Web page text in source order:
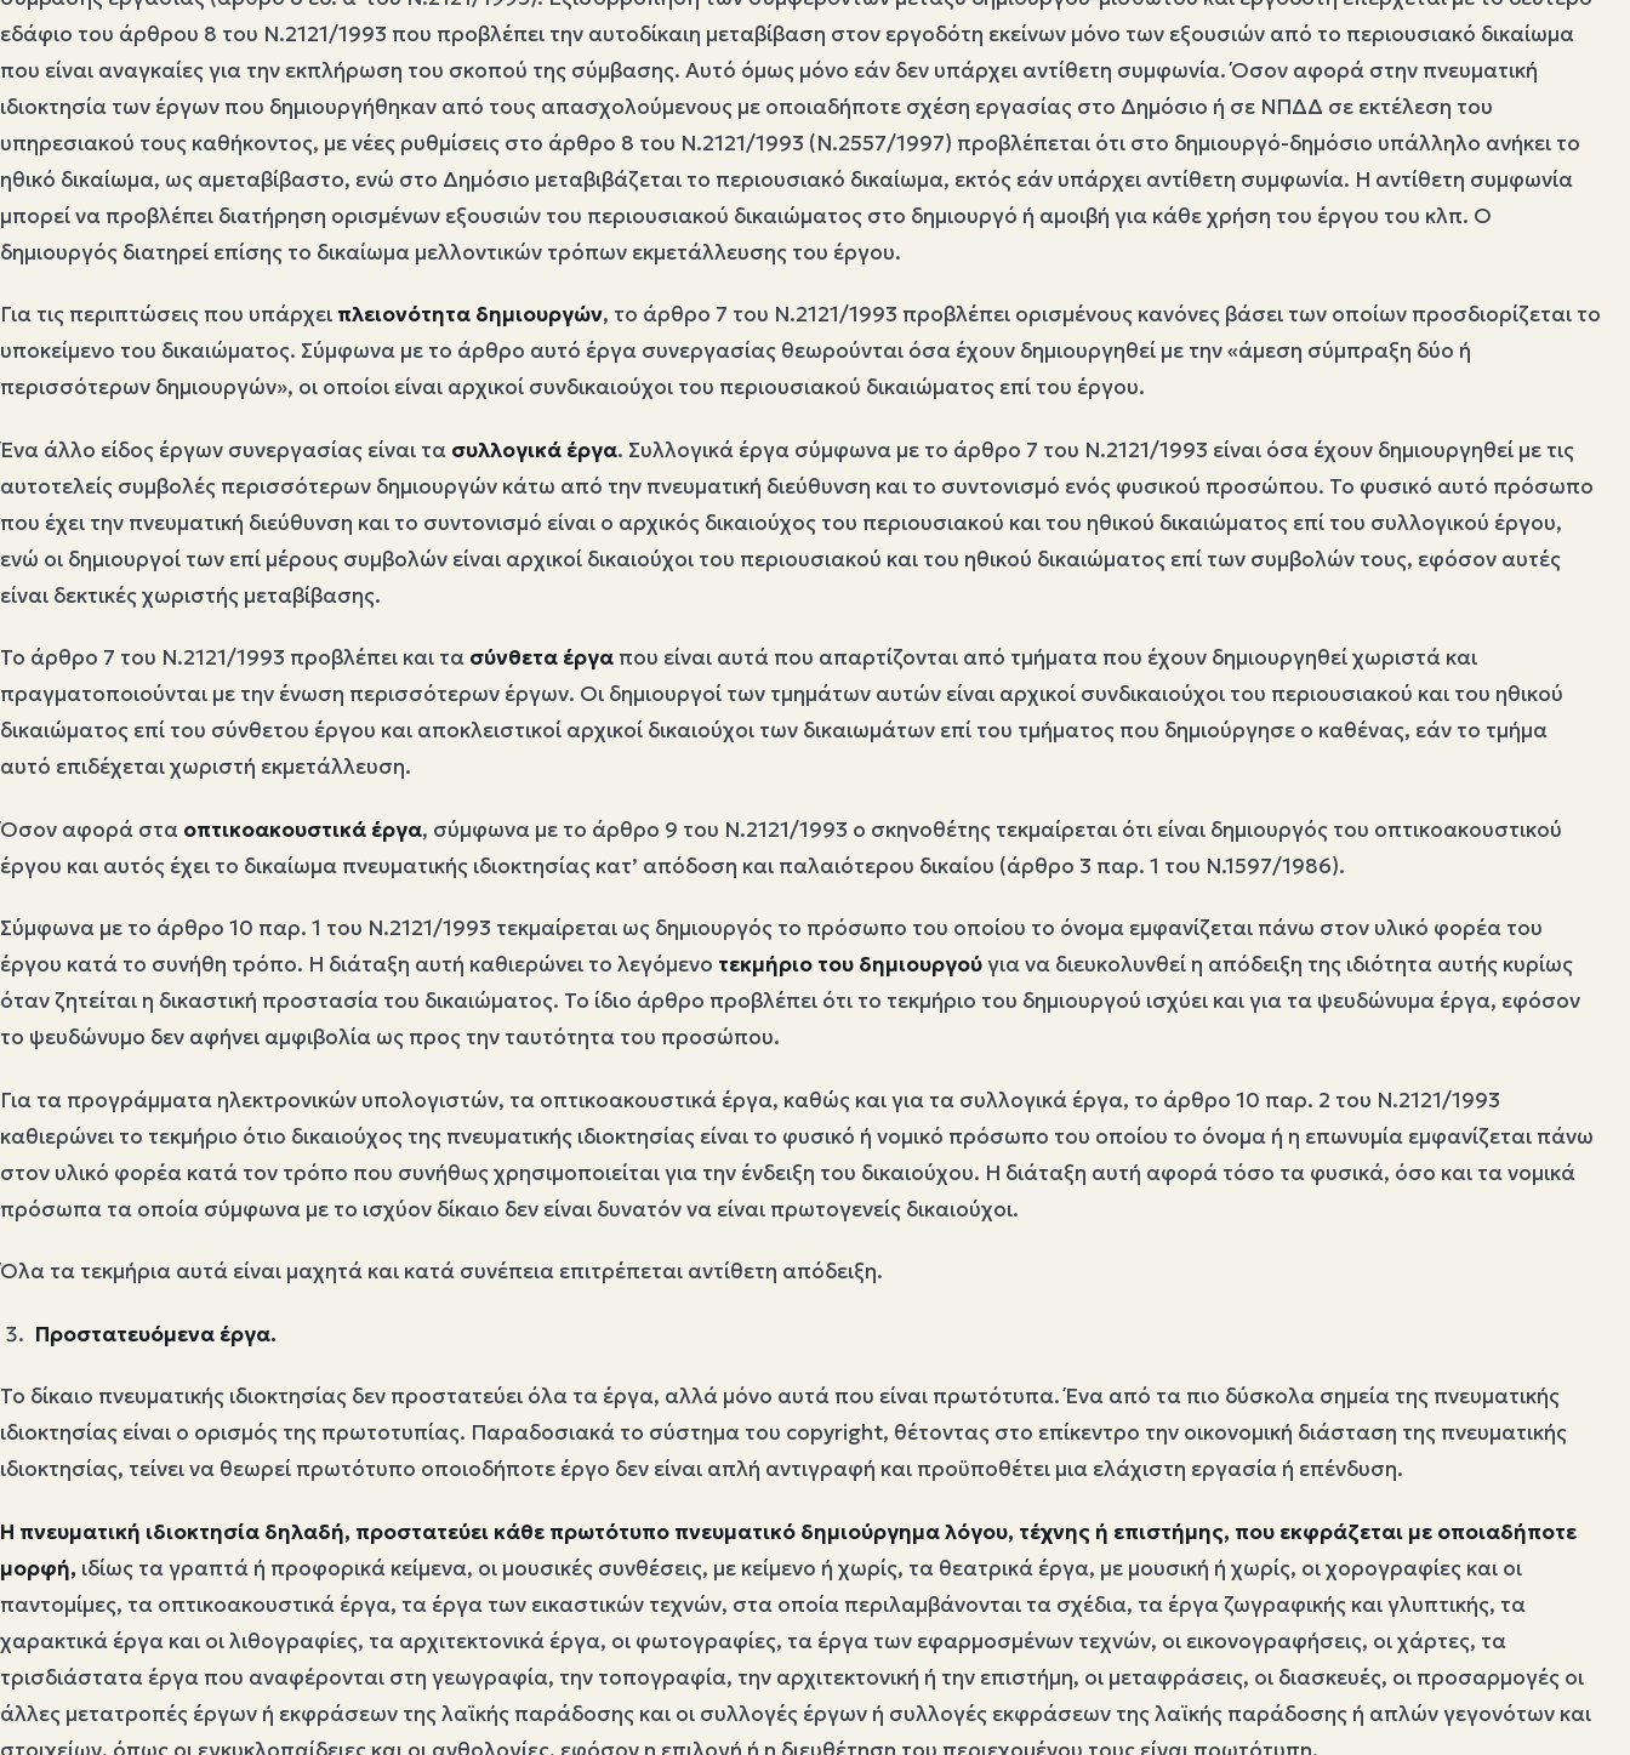
εδάφιο του άρθρου 8 του Ν.2121/1993 που προβλέπει την αυτοδίκαιη μεταβίβαση στον εργοδότη εκείνων μόνο των εξουσιών από το περιουσιακό δικαίωμα
που είναι αναγκαίες για την εκπλήρωση του σκοπού της σύμβασης. Αυτό όμως μόνο εάν δεν υπάρχει αντίθετη συμφωνία. Όσον αφορά στην πνευματική
ιδιοκτησία των έργων που δημιουργήθηκαν από τους απασχολούμενους με οποιαδήποτε σχέση εργασίας στο Δημόσιο ή σε ΝΠΔΔ σε εκτέλεση του
υπηρεσιακού τους καθήκοντος, με νέες ρυθμίσεις στο άρθρο 8 του Ν.2121/1993 (Ν.2557/1997) προβλέπεται ότι στο δημιουργό-δημόσιο υπάλληλο ανήκει το
ηθικό δικαίωμα, ως αμεταβίβαστο, ενώ στο Δημόσιο μεταβιβάζεται το περιουσιακό δικαίωμα, εκτός εάν υπάρχει αντίθετη συμφωνία. Η αντίθετη συμφωνία
μπορεί να προβλέπει διατήρηση ορισμένων εξουσιών του περιουσιακού δικαιώματος στο δημιουργό ή αμοιβή για κάθε χρήση του έργου του κλπ. Ο
δημιουργός διατηρεί επίσης το δικαίωμα μελλοντικών τρόπων εκμετάλλευσης του έργου.
Για τις περιπτώσεις που υπάρχει πλειονότητα δημιουργών, το άρθρο 7 του Ν.2121/1993 προβλέπει ορισμένους κανόνες βάσει των οποίων προσδιορίζεται το
υποκείμενο του δικαιώματος. Σύμφωνα με το άρθρο αυτό έργα συνεργασίας θεωρούνται όσα έχουν δημιουργηθεί με την «άμεση σύμπραξη δύο ή
περισσότερων δημιουργών», οι οποίοι είναι αρχικοί συνδικαιούχοι του περιουσιακού δικαιώματος επί του έργου.
Ένα άλλο είδος έργων συνεργασίας είναι τα συλλογικά έργα. Συλλογικά έργα σύμφωνα με το άρθρο 7 του Ν.2121/1993 είναι όσα έχουν δημιουργηθεί με τις
αυτοτελείς συμβολές περισσότερων δημιουργών κάτω από την πνευματική διεύθυνση και το συντονισμό ενός φυσικού προσώπου. Το φυσικό αυτό πρόσωπο
που έχει την πνευματική διεύθυνση και το συντονισμό είναι ο αρχικός δικαιούχος του περιουσιακού και του ηθικού δικαιώματος επί του συλλογικού έργου,
ενώ οι δημιουργοί των επί μέρους συμβολών είναι αρχικοί δικαιούχοι του περιουσιακού και του ηθικού δικαιώματος επί των συμβολών τους, εφόσον αυτές
είναι δεκτικές χωριστής μεταβίβασης.
Το άρθρο 7 του Ν.2121/1993 προβλέπει και τα σύνθετα έργα που είναι αυτά που απαρτίζονται από τμήματα που έχουν δημιουργηθεί χωριστά και
πραγματοποιούνται με την ένωση περισσότερων έργων. Οι δημιουργοί των τμημάτων αυτών είναι αρχικοί συνδικαιούχοι του περιουσιακού και του ηθικού
δικαιώματος επί του σύνθετου έργου και αποκλειστικοί αρχικοί δικαιούχοι των δικαιωμάτων επί του τμήματος που δημιούργησε ο καθένας, εάν το τμήμα
αυτό επιδέχεται χωριστή εκμετάλλευση.
Όσον αφορά στα οπτικοακουστικά έργα, σύμφωνα με το άρθρο 9 του Ν.2121/1993 ο σκηνοθέτης τεκμαίρεται ότι είναι δημιουργός του οπτικοακουστικού
έργου και αυτός έχει το δικαίωμα πνευματικής ιδιοκτησίας κατ’ απόδοση και παλαιότερου δικαίου (άρθρο 3 παρ. 1 του Ν.1597/1986).
Σύμφωνα με το άρθρο 10 παρ. 1 του Ν.2121/1993 τεκμαίρεται ως δημιουργός το πρόσωπο του οποίου το όνομα εμφανίζεται πάνω στον υλικό φορέα του
έργου κατά το συνήθη τρόπο. Η διάταξη αυτή καθιερώνει το λεγόμενο τεκμήριο του δημιουργούγια να διευκολυνθεί η απόδειξη της ιδιότητα αυτής κυρίως
όταν ζητείται η δικαστική προστασία του δικαιώματος. Το ίδιο άρθρο προβλέπει ότι το τεκμήριο του δημιουργού ισχύει και για τα ψευδώνυμα έργα, εφόσον
το ψευδώνυμο δεν αφήνει αμφιβολία ως προς την ταυτότητα του προσώπου.
Για τα προγράμματα ηλεκτρονικών υπολογιστών, τα οπτικοακουστικά έργα, καθώς και για τα συλλογικά έργα, το άρθρο 10 παρ. 2 του Ν.2121/1993
καθιερώνει το τεκμήριο ότιο δικαιούχος της πνευματικής ιδιοκτησίας είναι το φυσικό ή νομικό πρόσωπο του οποίου το όνομα ή η επωνυμία εμφανίζεται πάνω
στον υλικό φορέα κατά τον τρόπο που συνήθως χρησιμοποιείται για την ένδειξη του δικαιούχου. Η διάταξη αυτή αφορά τόσο τα φυσικά, όσο και τα νομικά
πρόσωπα τα οποία σύμφωνα με το ισχύον δίκαιο δεν είναι δυνατόν να είναι πρωτογενείς δικαιούχοι.
Όλα τα τεκμήρια αυτά είναι μαχητά και κατά συνέπεια επιτρέπεται αντίθετη απόδειξη.
Προστατευόμενα έργα.
Το δίκαιο πνευματικής ιδιοκτησίας δεν προστατεύει όλα τα έργα, αλλά μόνο αυτά που είναι πρωτότυπα. Ένα από τα πιο δύσκολα σημεία της πνευματικής
ιδιοκτησίας είναι ο ορισμός της πρωτοτυπίας. Παραδοσιακά το σύστημα του copyright, θέτοντας στο επίκεντρο την οικονομική διάσταση της πνευματικής
ιδιοκτησίας, τείνει να θεωρεί πρωτότυπο οποιοδήποτε έργο δεν είναι απλή αντιγραφή και προϋποθέτει μια ελάχιστη εργασία ή επένδυση.
Η πνευματική ιδιοκτησία δηλαδή, προστατεύει κάθε πρωτότυπο πνευματικό δημιούργημα λόγου, τέχνης ή επιστήμης, που εκφράζεται με οποιαδήποτε
μορφή, ιδίως τα γραπτά ή προφορικά κείμενα, οι μουσικές συνθέσεις, με κείμενο ή χωρίς, τα θεατρικά έργα, με μουσική ή χωρίς, οι χορογραφίες και οι
παντομίμες, τα οπτικοακουστικά έργα, τα έργα των εικαστικών τεχνών, στα οποία περιλαμβάνονται τα σχέδια, τα έργα ζωγραφικής και γλυπτικής, τα
χαρακτικά έργα και οι λιθογραφίες, τα αρχιτεκτονικά έργα, οι φωτογραφίες, τα έργα των εφαρμοσμένων τεχνών, οι εικονογραφήσεις, οι χάρτες, τα
τρισδιάστατα έργα που αναφέρονται στη γεωγραφία, την τοπογραφία, την αρχιτεκτονική ή την επιστήμη, οι μεταφράσεις, οι διασκευές, οι προσαρμογές οι
άλλες μετατροπές έργων ή εκφράσεων της λαϊκής παράδοσης και οι συλλογές έργων ή συλλογές εκφράσεων της λαϊκής παράδοσης ή απλών γεγονότων και
στοιχείων, όπως οι εγκυκλοπαίδειες και οι ανθολογίες, εφόσον η επιλογή ή η διευθέτηση του περιεχομένου τους είναι πρωτότυπη.